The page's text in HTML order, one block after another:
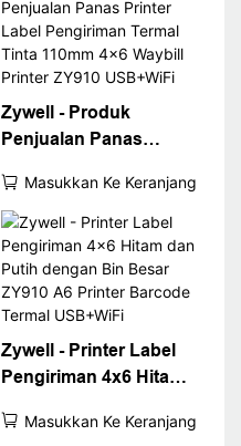
Zywell - Produk
Penjualan Panas
Pengiriman Termal
Tinta 110mm 4x6
Waybill Printer ZY910
USB+WiFi
Masukkan Ke Keranjang
Zywell - Printer Label
Pengiriman 4x6 Hitam
Besar ZY910 A6 Printer
Masukkan Ke Keranjang